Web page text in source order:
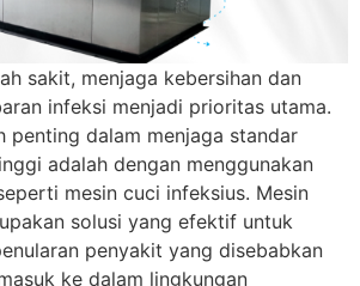
sakit, menjaga kebersihan dan
infeksi menjadi prioritas utama.
penting dalam menjaga standar
adalah dengan menggunakan
mesin cuci infeksius. Mesin
solusi yang efektif untuk
penyakit yang disebabkan
ke dalam lingkungan